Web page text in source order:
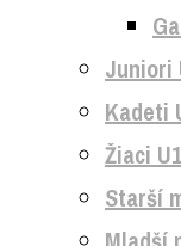
Juniori
Kadeti
Žiaci
Starší